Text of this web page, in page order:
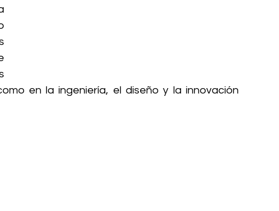
en la ingeniería, el diseño y la innovación